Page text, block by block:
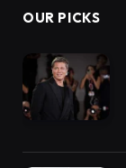
OUR PICKS